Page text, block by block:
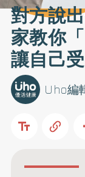
對方說
家教你
讓自己
Uho編